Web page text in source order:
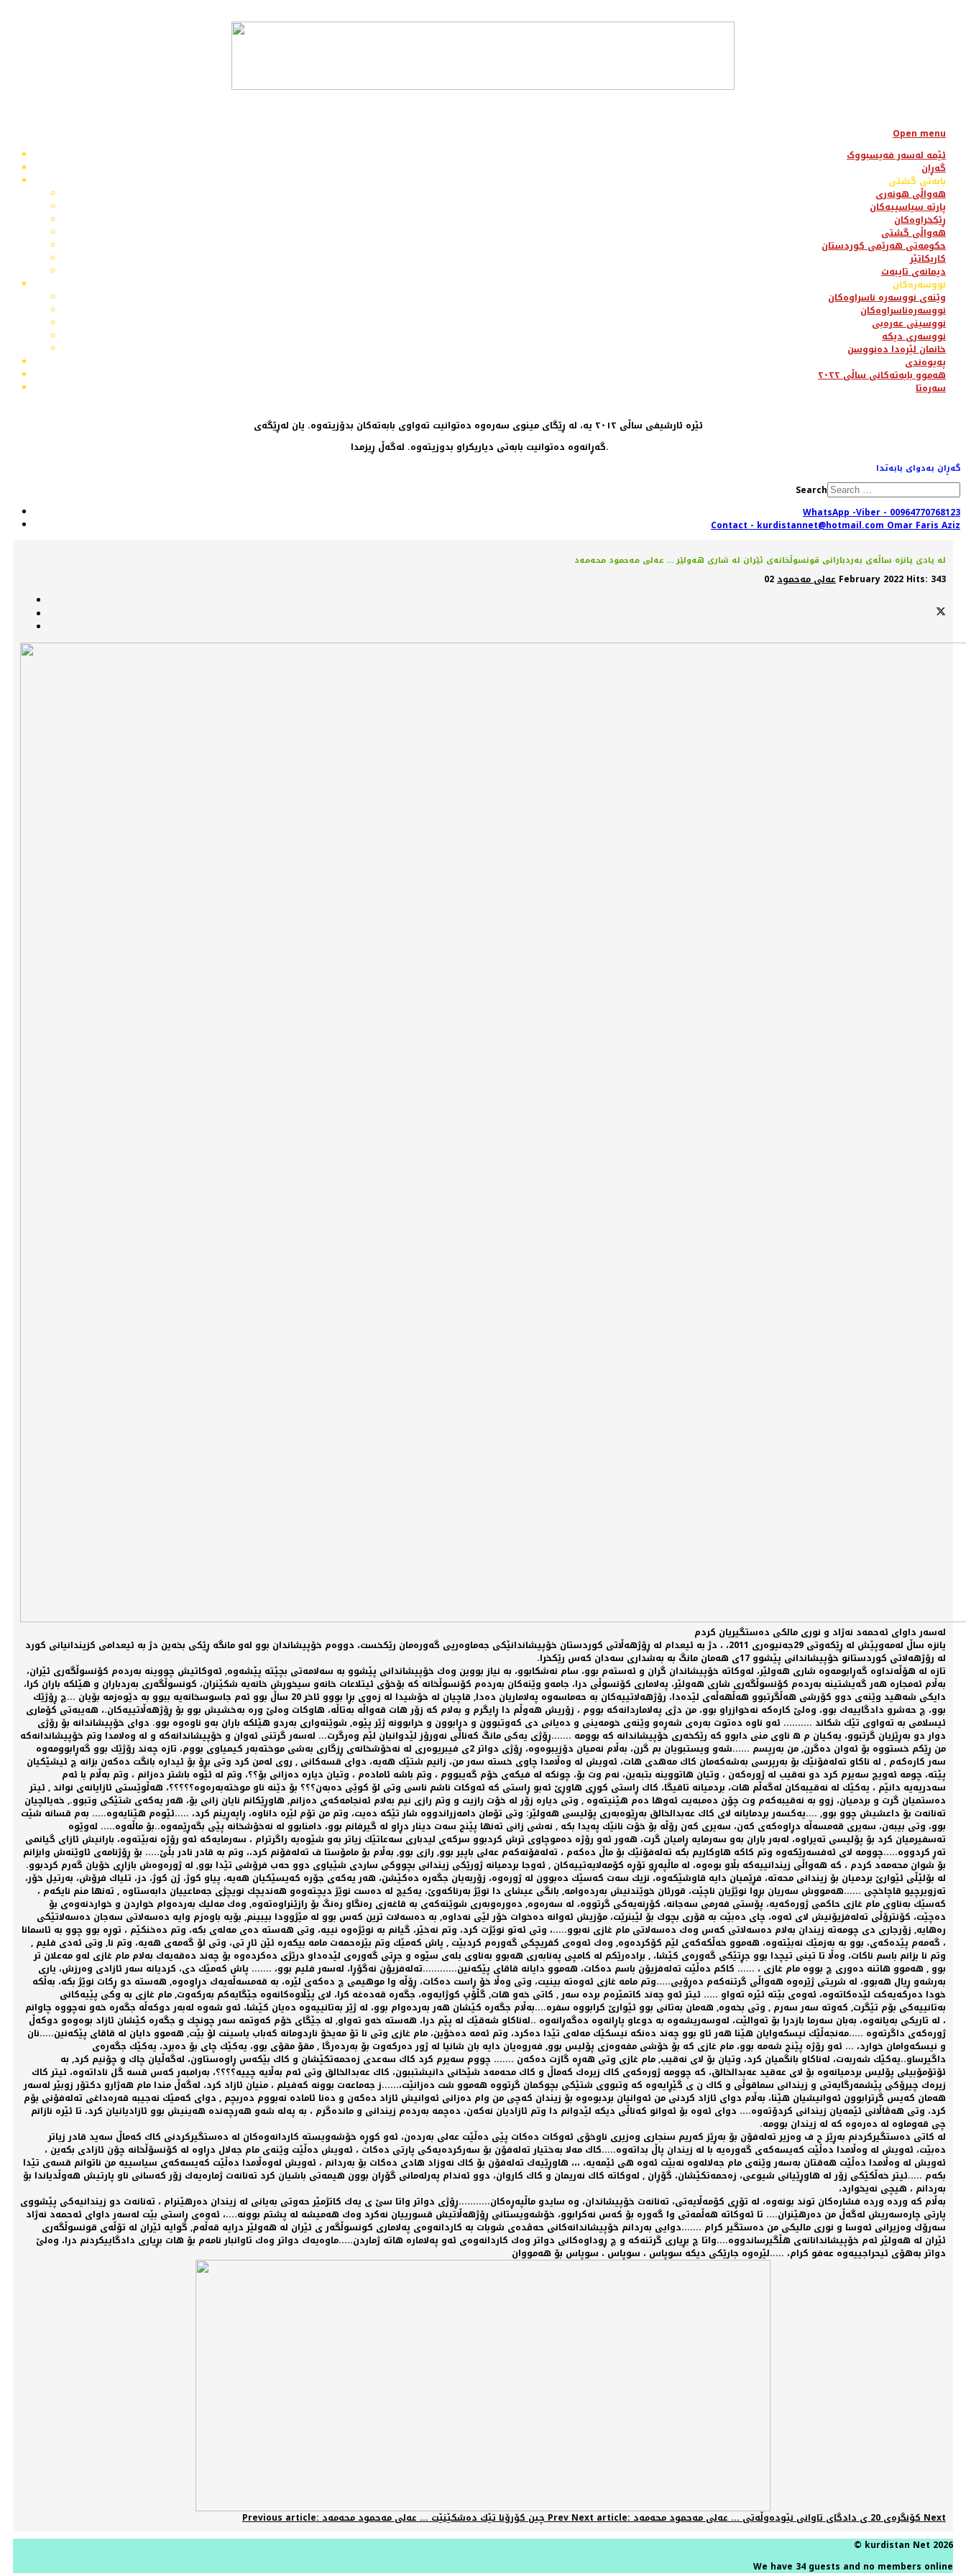
Open menu
ئێمە لەسەر فەیسبووک
گەڕان
بابەتی گشتی
هەواڵی هونەری
پارتە سیاسییەکان
ڕێکخراوەکان
هەواڵی گشتی
حکومەتی هەرێمی کوردستان
کاریکاتێر
دیمانەی تایبەت
نووسەرەکان
وێنەی نووسەرە ناسراوەکان
نووسەرەناسراوەکان
نووسینی عەرەبی
نووسەری دیکە
خانمان لێرەدا دەنووسن
پەیوەندی
هەموو بابەتەکانی ساڵی ٢٠٢٢
سەرەتا
گەڕانەوە دەتوانیت بابەتی دیاریکراو بدوزیتەوە. لەگەڵ ڕیزمدا.
گەڕان بەدوای بابەتدا
Search
WhatsApp -Viber - 00964770768123
Contact - kurdistannet@hotmail.com Omar Faris Aziz
لە یادی یانزە ساڵەی بەردبارانی قونسوڵخانەی ئێران لە شاری هەولێر ... عەلی مەحمود محەمەد
عەلی مەحمود 02 February 2022 Hits: 343
لەسەر داوای ئەحمەد نەژاد و نوری مالكی دەستگیریان كردم
یانزە ساڵ لەمەوپێش لە ڕێكەوتی 29جەنیوەری 2011، ، دژ بە ئیعدام لە ڕۆژهەڵاتی كوردستان خۆپیشاندانێكی جەماوەریی گەورەمان رێكخست، دووەم خۆپیشاندان بوو لەو مانگە ڕێكی بخەین دژ بە ئیعدامی كزیندانیانی كورد
لە رۆژهەلاتی كوردستانو خۆپیشاندانی پێشوو 17ی هەمان مانگ بە بەشداری سەدان كەس رێكخرا.
تازە لە هۆڵەنداوە گەڕابومەوە شاری هەولێر، لەوكاتە خۆپیشاندان گران و ئەستەم بوو، سام نەشكابوو، بە نیاز بووین وەك خۆپیشاندانی پێشوو بە سەلامەتی بچێتە پێشەوە, ئەوكاتیش چووینە بەردەم كۆنسوڵگەری ئێران،
بەڵام ئەمجارە هەر گەیشتینە بەردەم كۆنسوڵگەری شاری هەولێر، پەلاماری كۆنسوڵی درا، جامەو وێنەكان بەردەم كۆنسوڵخانە كە بۆخۆی ئیتلاعات خانەو سیخورش خانەیە شكێنران، كونسوڵگەری بەردباران و هێلكە باران كرا،
دایكی شەهید وێنەی دوو كۆرشی هەڵگرتبوو هەڵهەڵەی لێدەدا، رۆژهەلاتییەكان بە حەماسەوە پەلاماریان دەدا, قاچیان لە خۆشیدا لە زەوی بڕا بووو ئاخر 20 ساڵ بوو ئەم جاسوسخانەیە ببوو بە دێوەزمە بۆیان ...چ ڕۆژێك
بوو، چ حەشرو دادگاییەك بوو، وەلێ كارەكە نەخوازراو بوو، من دژی پەلاماردانەكە بووم ، زۆریش هەوڵم دا ڕایگرم و بەلام كە زۆر هات قەواڵە بەتاڵە، هاوكات وەلێ ورە بەخشیش بوو بۆ ڕۆژهەڵاتییەكان.، هەیبەتی كۆماری
ئیسلامی بە تەواوی تێك شكاند .......... ئەو ناوە دەتوت بەرەی شەڕەو وێنەی خومەینی و دەیانی دی كەوتبوون و دڕابوون و خرابوونە ژێر پێوە, شوێنەواری بەردو هێلكە باران بەو ناوەوە بوو. دوای خۆپیشاندانە بۆ رۆژی
دوار دو بەڕێزیان گرتبوو، یەكیان م ه ناوی منی دابوو كە رێكخەری خۆپیشاندانە كە بوومە .......ڕۆژی یەكی مانگ كەناڵی نەورۆز لێدوانیان لێم وەرگرت... لەسەر گرتنی ئەوان و خۆپیشاندانەكە و لە وەلامدا وتم خۆپیشاندانەكە
من ڕێكم خستووە بۆ ئەوان دەگرن, من بەرپسم ......شەو ویستبویان بم گرن، بەڵام نەمیان دۆزیبوەوە، ڕۆژی دواتر 2ی فیبریوەری لە نەخۆشخانەی ڕزگاری بەشی موختەبەر كیمیاوی بووم، تازە چەند رۆژێك بوو گەڕابوومەوە
سەر كارەكەم , لە ناكاو تەلەفۆنێك بۆ بەرپرسی بەشەكەمان كاك مەهدی هات، ئەویش لە وەڵامدا چاوی خستە سەر من، زانیم شتێك هەیە، دوای قسەكانی , روی لەمن كرد وتی بڕۆ بۆ ئیدارە بانگت دەكەن بزانە چ ئیشێكیان
پێتە، چومە ئەویچ سەیرم كرد دو نەقیب لە ژورەكەن ، وتیان هاتووینە بتبەین، نەم وت بۆ، چونكە لە فیكەی خۆم گەیبووم ، وتم باشە ئامادەم ، وتیان دیارە دەزانی بۆ؟؟، وتم لە ئێوە باشتر دەزانم ، وتم بەڵام با ئەم
سەدریەیە دانێم ، یەكێك لە نەقیبەكان لەگەڵم هات، بردمیانە تاقیگا، كاك ڕاستی كوڕی هاوڕێ ئەبو ڕاستی كە ئەوكات ناشم ناسی وتی لۆ كوێی دەبەن؟؟؟ بۆ دێنە ناو موختەبەرەوە؟؟؟؟؟، هەڵوێستی ئازایانەی نواند , ئیتر
دەستمیان گرت و بردمیان، زوو بە نەقیبەكەم وت چۆن دەمبەیت ئەوها دەم هێنیتەوە , وتی دیارە زۆر لە خۆت رازیت و وتم رازی نیم بەلام ئەنجامەكەی دەزانم, هاوڕێكانم نایان زانی بۆ، هەر یەكەی شتێكی وتبوو., خەیالچیان
تەنانەت بۆ داعشیش چوو بوو, ....یەكسەر بردمایانە لای كاك عەبدالخالق بەڕێوەبەری پۆلیسی هەولێر: وتی تۆمان دامەزراندووە شار تێكە دەیت، وتم من تۆم لێرە داناوە، ڕاپەڕینم كرد، .....ئێوەم هێنایەوە..... بەم قسانە شێت
بوو، وتی بیبەن، سەیری قەمسەڵە دڕاوەكەی كەن، سەیری كەن رۆڵە بۆ خۆت نانێك پەیدا بكە , نەشی زانی تەنها پێنج سەت دینار دڕاو لە گیرفانم بوو، دامنابوو لە نەخۆشخانە پێی بگەڕێمەوە..بۆ ماڵەوە..... لەوێوە
تەسفیرمیان كرد بۆ پۆلیسی تەیراوە، لەبەر باران بەو سەرمایە ڕامیان گرت، هەور ئەو رۆژە دەموچاوی ترش كردبوو سركەی لیدباری سەعاتێك زیاتر بەو شێوەیە راگرترام ، سەرمایەكە ئەو رۆژە نەبێتەوە، بارانیش ئازای گیانمی
تەڕ كردووە.....چوومە لای ئەفسەرێكەوە وتم كاكە هاوكاریم بكە تەلەفۆنێك بۆ ماڵ دەكەم ، تەلەفۆنەكەم عەلی باپیر بوو, رازی بوو, بەڵام بۆ مامۆستا ف تەلەفۆنم كرد،، وتم بە قادر نادر بڵێ..... بۆ ڕۆژنامەی ئاوێنەش وابزانم
بۆ شوان محەمەد كردم ، كە هەواڵی زیندانییەكە بڵاو بوەوە، لە ماڵپەڕو تۆڕە كۆمەلایەتییەكان , ئەوجا بردمیانە ژورێكی زیندانی بچووكی ساردی شێیاوی دوو حەب فرۆشی تێدا بوو, لە ژورەوەش بازاڕی خۆیان گەرم كردبوو.
لە بۆلێڵی ئێوارێ بردمیان بۆ زیندانی محەتە، فڕێمیان دایە قاوشێكەوە، نزیك سەت كەسێك دەبوون لە ژورەوە، زۆربەیان جگەرە دەكێشن، هەر یەكەی جۆرە كەیسێكیان هەیە، پیاو كوژ، ژن كوژ، دز، تلیاك فرۆش، بەرتیل خۆر،
تەزویرچیو قاچاخچی ......هەمووش سەریان بڕوا نوێژیان ناچێت، قورئان خوێندنیش بەردەوامە, بانگی عیشای دا نوێژ بەرناكەوێ، یەكیچ لە دەست نوێژ دیچتەوەو هەندیچك نویچژی جەماعییان دابەستاوە , تەنها منم نایكەم ،
كەسێك بەناوی مام غازی حاكمی ژورەكەیە، پۆستی فەرمی سەجانە، كۆڕنەیەكی گرتووە، لە سەرەوە, دەورەوبەری شوێنەكەی بە قاغەزی رەنگاو رەنگ بۆ رازێنراوەتەوە, وەك مەلیك بەردەوام خواردن و خواردنەوەی بۆ
دەچێت، كۆنترۆڵی تەلەفزیۆنیش لای ئەوە، چای دەبێت بە قۆری بچوك بۆ لێبنرێت، مۆزیش ئەوانە دەخوات خۆر لێی نەداوە, بە دەسەلات ترین كەس بوو لە مێژوودا بیبینم, بۆیە باوەرَم وایە دەسەلاتی سەجان دەسەلاتێكی
رەهایە, زۆرجاری دی چومەتە زیندان بەلام دەسەلاتی كەس وەك دەسەلاتی مام غازی نەبوو.....، وتی ئەتو نوێژت كرد، وتم نەخێر، گیانم بە نوێژەوە نییە، وتی هەستە دەی مەلەی بكە، وتم دەخنكێم ، توڕە بوو چوو بە ئاسمانا
، گەمەم پێدەكەی، بوو بە بەزمێك نەبێتەوە، هەموو خەڵكەكەی لێم كۆكردەوە, وەك ئەوەی كفریچكی گەورەم كردبێت , پاش كەمێك وتم بێزەحمەت مامە بیكەرە ئێن ئاڕ تی، وتی لۆ گەمەی هەیە، وتم نا, وتی ئەدی فلیم ,
وتم نا بزانم باسم ناكات، وەڵا تا تینی تیچدا بوو جڕتێكی گەورەی كێشا، , برادەرێكم لە كامپی پەنابەری هەبوو بەناوی بلەی سێوە و جڕتی گەورەی لێدەداو درێژی دەكردەوە بۆ چەند دەقەیەك بەلام مام غازی لەو مەعلان تر
بوو , هەموو هاتنە دەوری چ بووە مام غازی ، ...... كاكم دەڵێت تەلەفزیۆن باسم دەكات، هەموو دایانە قاقای پێكەنین............تەلەفزیۆن نەگۆڕا، لەسەر فلیم بوو، ....... پاش كەمێك دی، كردیانە سەر ئازادی وەرزش، یاری
بەرشەو ڕیال هەبوو، لە شریتی ژێرەوە هەواڵی گرتنەكەم دەڕۆیی.....وتم مامە غازی ئەوەتە بینیت، وتی وەڵا خۆ ڕاست دەكات، ڕۆڵە وا موهیمی چ دەكەی لێرە، بە قەمسەڵەیەك دڕاوەوە, هەستە دو ڕكات نوێژ بكە، بەڵكە
خودا دەركەیەكت لێدەكاتەوە، ئەوەی بێتە ئێرە تەواو ..... ئیتر ئەو چەند كاتمێرەم بردە سەر , كاتی خەو هات, گڵۆپ كوژایەوە، جگەرە قەدەغە كرا، لای پێڵاوەكانەوە جێگایەكم بەركەوت, مام غازی بە وكی پێیەكانی
بەتانییەكی بۆم تێگرت, كەوتە سەر سەرم , وتی بخەوە, هەمان بەتانی بوو ئێوارێ كرابووە سفرە....بەڵام جگەرە كێشان هەر بەردەوام بوو، لە ژێر بەتانییەوە دەیان كێشا، ئەو شەوە لەبەر دوكەڵە جگەرە خەو نەچووە چاوانم
، لە تاریكی بەیانەوە، بەبان سەرما بازدرا بۆ تەوالێت، لەوسەریشەوە بە دوعاو پاڕانەوە دەگەڕانەوە ..لەناكاو شەقێك لە پێم درا، هەستە خەو تەواو, لە جێگای خۆم كەوتمە سەر چونچك و جگەرە كێشان ئازاد بوەوەو دوكەڵ
ژورەكەی داگرتەوە .....مەنجەڵێك نیسكەوایان هێنا هەر ئاو بوو چەند دەنكە نیسكێك مەلەی تێدا دەكرد، وتم ئەمە دەخۆین، مام غازی وتی نا تۆ مەیخۆ ناردومانە كەباب یاسینت لۆ بێت, هەموو دایان لە قاقای پێكەنین.....نان
و نیسكەوامان خوارد، ... ئەو رۆژە پێنج شەمە بوو، مام غازی كە بۆ خۆشی مفەوەزی پۆلیس بوو, فەروەیان دایە بان شانیا لە ژور دەركەوت بۆ بەردەرگا , مقۆ مقۆی بوو، یەكێك چای بۆ دەبرد، یەكێك جگەرەی
داگیرساو..یەكێك شەربەت، لەناكاو بانگمیان كرد، وتیان بۆ لای نەقیب, مام غازی وتی هەڕە گازت دەكەن ....... چووم سەیرم كرد كاك سەعدی زەحمەتكێشان و كاك بێكەس ڕاوەستاون، لەگەڵیان چاك و چۆنیم كرد, بە
ئۆتۆمۆبیلی پۆلیس بردمیانەوە بۆ لای عەقید عەبدالخالق، كە چوومە ژورەكەی كاك زیرەك كەماڵ و كاك محەمەد شێخانی دانیشتببون، كاك عەبدالخالق وتی ئەم بەڵایە چییە؟؟؟؟، بەرامبەر كەس قسە گل ناداتەوە، ئیتر كاك
زیرەك چیرۆكی پێشمەرگایەتی و زیندانی سماقوڵی و كاك ن ی گێڕایەوە كە وتبووی شتێكی بچوكمان گرتووە هەموو شت دەزانێت،......ز جەماعەت بوونە كەفیلم ، منیان ئازاد كرد، لەگەڵ مندا مام هەژارو دكتۆر زوبێر لەسەر
هەمان كەیس گرترابوون ئەوانیشیان هێنا، بەڵام دوای ئازاد كردنی من ئەوانیان بردبوەوە بۆ زیندان كەچی من وام دەزانی ئەوانیش ئازاد دەكەن و دەنا ئامادە نەبووم دەربچم , دوای كەمێك نەجیبە قەرەداغی تەلەفۆنی بۆم
كرد، وتی هەڤاڵانی ئێمەیان زیندانی كردۆتەوە.... دوای ئەوە بۆ ئەوانو كەناڵی دیكە لێدوانم دا وتم ئازادیان نەكەن، دەچمە بەردەم زیندانی و ماندەگرم ، بە پەلە شەو هەرچەندە هەینیش بوو ئازادیانیان كرد، تا ئێرە نازانم
چی قەوماوە لە دەرەوە كە لە زیندان بوومە.
لە كاتی دەستگیركردنم بەڕێز ح ف وەزیر تەلەفۆن بۆ بەڕێز كەریم سنجاری وەزیری ناوخۆی ئەوكات دەكات پێی دەڵێت عەلی بەردەن، ئەو كوڕە خۆشەویستە كاردانەوەكان لە دەستگیركردنی كاك كەماڵ سەید قادر زیاتر
دەبێت، ئەویش لە وەڵامدا دەڵێت كەیسەكەی گەورەیە با لە زیندان پاڵ بداتەوە.....كاك مەلا بەختیار تەلەفۆن بۆ سەركردەیەكی پارتی دەكات ، ئەویش دەڵێت وێنەی مام جەلال دڕاوە لە كۆنسۆڵخانە چۆن ئازادی بكەین ،
ئەویش لە وەڵامدا دەڵێت هەقتان بەسەر وێنەی مام جەلالەوە نەبێت ئەوە هی ئێمەیە، ،،، هاوڕێیەك تەلەفۆن بۆ كاك نەوزاد هادی دەكات بۆ بەردانم ، ئەویش لەوەڵامدا دەڵێت كەیسەكەی سیاسییە من ناتوانم قسەی تێدا
بكەم .....ئیتر خەڵكێكی زۆر لە هاوڕێیانی شیوعی، زەحمەتكێشان، گۆڕان , لەوكاتە كاك نەریمان و كاك كاروان، دوو ئەندام پەرلەمانی گۆڕان بوون هیمەتی باشیان كرد تەنانەت ژمارەیەك زۆر كەسانی ناو پارتیش هەوڵدیاندا بۆ
بەردانم ، هیچی نەیخوارد،
بەڵام كە وردە وردە فشارەكان توند بونەوە، لە تۆڕی كۆمەڵایەتی، تەنانەت خۆپیشاندان، وە سایدو ماڵپەڕەكان...........ڕۆژی دواتر واتا سێ ی یەك كاتژمێر حەوتی بەیانی لە زیندان دەرهێنرام ، تەنانەت دو زیندانیەكی پێشووی
پارتی چارەسەریش لەگەڵ من دەرهێنران.... تا ئەوكاتە هەڵمەتی وا گەورە بۆ كەس نەكرابوو، خۆشەویستانی ڕۆژهەڵاتیش قسورییان نەكرد وەك هەمیشە لە پشتم بوونە....، ئەوەی ڕاستی بێت لەسەر داوای ئەحمەد نەژاد
سەرۆك وەزیرانی ئەوسا و نوری مالیكی من دەستگیر كرام .......دوایی بەردانم خۆپیشاندانەكانی حەڤدەی شوبات بە كاردانەوەی پەلاماری كونسوڵگەر ی ئێران لە هەولێر درایە قەڵەم, گوایە ئێران لە تۆڵەی قونسوڵگەری
ئێران لە هەولێر ئەم خۆپیشاندانانەی هڵگیرساندووە....واتا چ بڕیاری گرتنەكە و چ ڕوداوەكانی دواتر وەك كاردانەوەی ئەو پەلامارە هاتە ژماردن.....ماوەیەك دواتر وەك تاوانبار نامەم بۆ هات بڕیاری دادگاییكردنم درا، وەلێ
دواتر بەهۆی ئیحراجییەوە عەفو كرام، .....لێرەوە جارێكی دیكە سوپاس ، سوپاس ، سوپاس بۆ هەمووان
Previous article: چین كۆرۆنا تێك دەشكێنێت ... عەلی مەحمود محەمەدPrev Next article: كۆنگرەی 20 ی دادگای تاوانی نێودەوڵەتی ... عەلی مەحمود محەمەدNext
© kurdistan Net 2026
We have 34 guests and no members online